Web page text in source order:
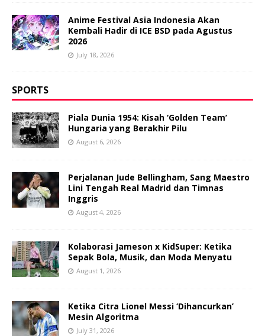
Anime Festival Asia Indonesia Akan
Kembali Hadir di ICE BSD pada Agustus
2026
July 18, 2026
SPORTS
Piala Dunia 1954: Kisah ‘Golden Team’
Hungaria yang Berakhir Pilu
August 6, 2026
Perjalanan Jude Bellingham, Sang Maestro
Lini Tengah Real Madrid dan Timnas
Inggris
August 4, 2026
Kolaborasi Jameson x KidSuper: Ketika
Sepak Bola, Musik, dan Moda Menyatu
August 1, 2026
Ketika Citra Lionel Messi ‘Dihancurkan’
Mesin Algoritma
July 31, 2026